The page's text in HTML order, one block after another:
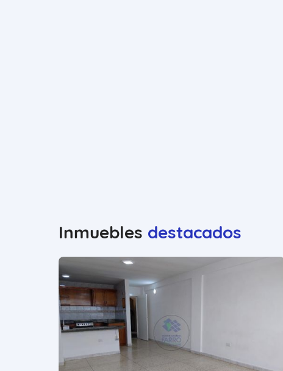
Inmuebles destacados